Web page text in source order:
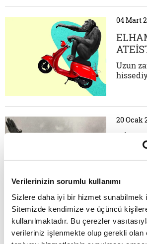
Verilerinizin sorumlu kullanımı
Sizlere daha iyi bir hizmet sunabilmek
Sitemizde kendimize ve üçüncü
kullanılmaktadır. Bu çerezler
verileriniz işlenmekte olup gerekli olan
kıyıya
Danco
izlemek
etmek…
04 Mart
Uzun
20 Ocak
türevi
daha
16 Ocak